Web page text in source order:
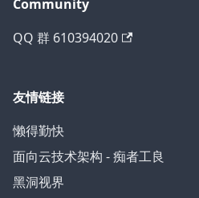
Community
QQ 群 610394020
友情链接
懒得勤快
面向云技术架构 - 痴者工良
黑洞视界